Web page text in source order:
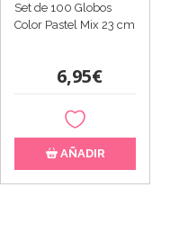
Set de 100 Globos
Color Pastel Mix 23 cm
6,95€
AÑADIR